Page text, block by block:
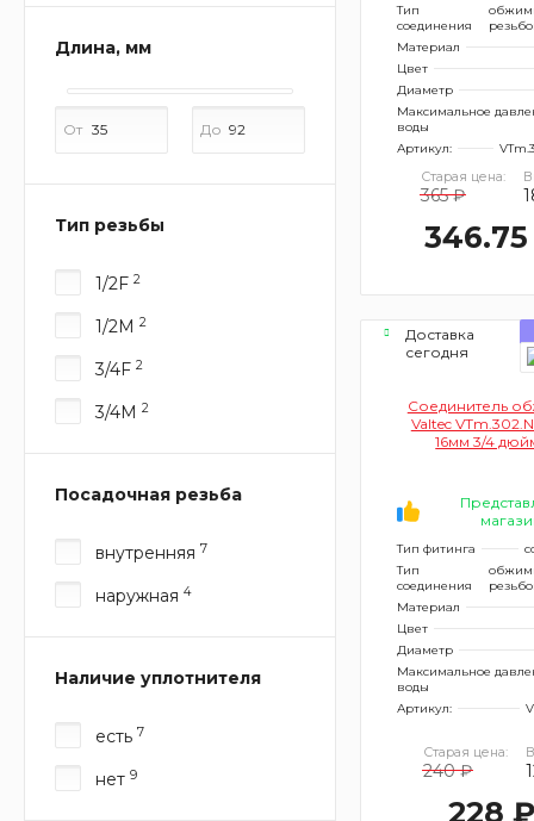
Длина, мм
От До
Тип резьбы
1/2F 2
1/2M 2
3/4F 2
3/4M 2
Посадочная резьба
внутренняя 7
наружная 4
Наличие уплотнителя
есть 7
нет 9
Тип
соединения
Материал
Цвет
Диаметр
Максимальное
воды
Артикул:
Старая цена:
365 ₽
Доставка
сегодня
Соединитель
Valtec
16мм 3/4
внутреннюю
Тип фитинга
Тип
соединения
Материал
Цвет
Диаметр
Максимальное
воды
Артикул:
Старая цена:
240 ₽
228 ₽